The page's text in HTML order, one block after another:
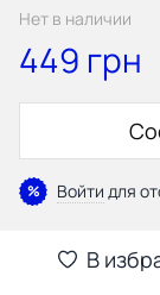
Нет в наличии
449 грн
% Войти для
В